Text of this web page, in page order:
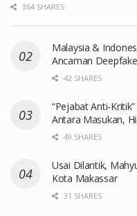
364 SHARES
Malaysia &
Ancaman
42 SHARES
“Pejabat Anti-
Antara Masukan,
49 SHARES
Usai Dilantik,
Kota Makassar
31 SHARES